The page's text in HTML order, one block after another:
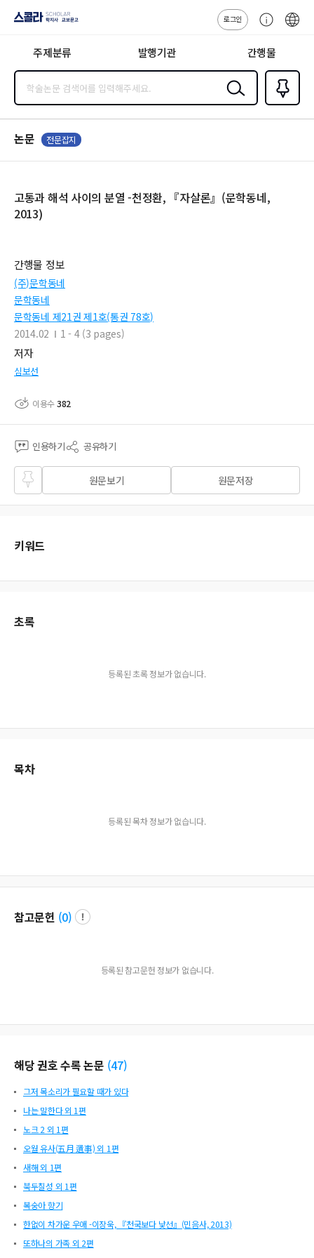
지사·교보문고
로그인
센
주제분류 발행기관 간행물
검색
즐겨찾
기0
논문 전문잡지
고통과 해석 사이의 분열 -천정환, 『자살론』(문학동네,
2013)
간행물 정보
(주)문학동네
문학동네
문학동네 제21권 제1호(통권 78호)
2014.02
1 - 4 (3 pages)
저자
심보선
이용수382
인용하기 공유하기
즐겨
찾기
원문보기 원문저장
키워드
초록
등록된 초록 정보가 없습니다.
목차
등록된 목차 정보가 없습니다.
참고문헌 (0)
등록된 참고문헌 정보가 없습니다.
해당 권호 수록 논문 (47)
그저 목소리가 필요할 때가 있다
나는 말한다 외 1편
노크 2 외 1편
오월 유사(五月 遺事) 외 1편
새해 외 1편
북두칠성 외 1편
복숭아 향기
한없이 차가운 우애 -이장욱, 『천국보다 낯선』(민음사, 2013)
또하나의 가족 외 2편